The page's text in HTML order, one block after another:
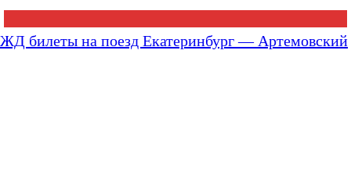
ЖД билеты на поезд Екатеринбург — Артемовский